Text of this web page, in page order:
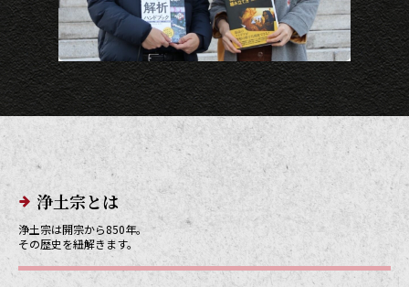
メインメニューリンク
浄土宗とは
浄土宗は開宗から850年。
その歴史を紐解きます。